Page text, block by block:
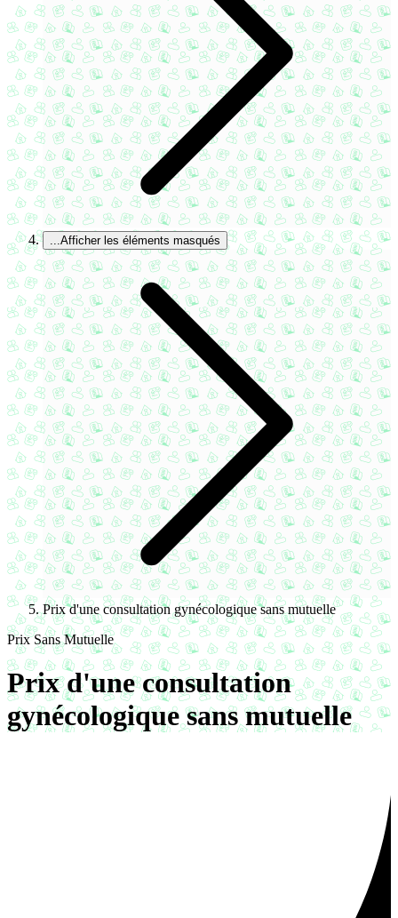
Afficher les éléments masqués
Prix d'une consultation gynécologique sans mutuelle
Prix Sans Mutuelle
Prix d'une consultation
gynécologique sans mutuelle